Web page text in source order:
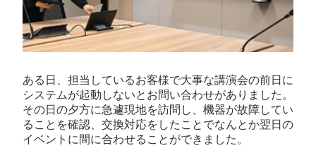
ある日、担当しているお客様で大事な講演会の前日に
システムが起動しないとお問い合わせがありました。
その日の夕方に急遽現地を訪問し、機器が故障してい
ることを確認、交換対応をしたことでなんとか翌日の
イベントに間に合わせることができました。